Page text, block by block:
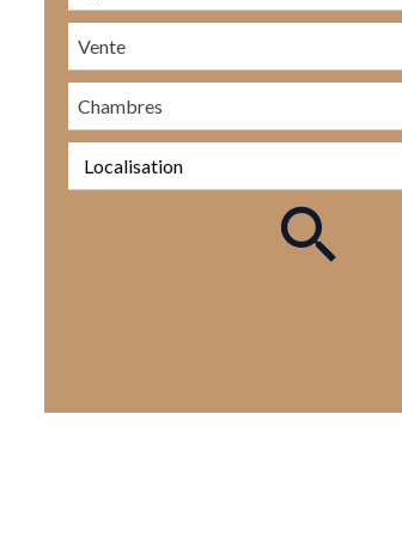
Vente
Chambres
Localisation